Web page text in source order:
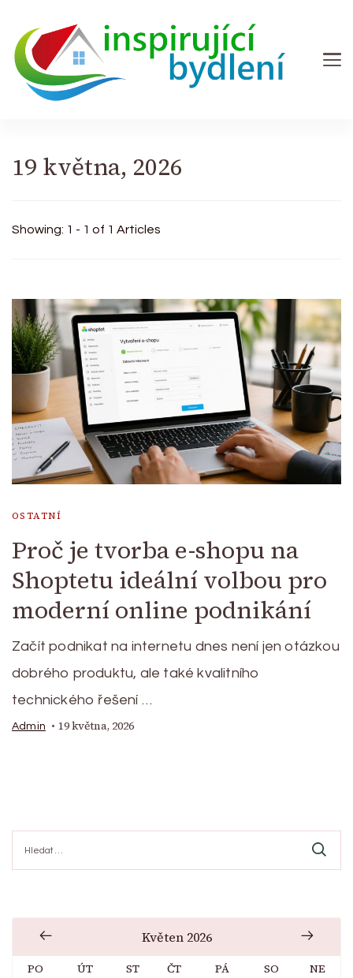
19 května, 2026
Showing: 1 - 1 of 1 Articles
OSTATNÍ
Proč je tvorba e-shopu na
Shoptetu ideální volbou pro
moderní online podnikání
Začít podnikat na internetu dnes není jen otázkou
dobrého produktu, ale také kvalitního
technického řešení …
Admin 19 května, 2026
Květen 2026
PO ÚT ST ČT PÁ SO NE